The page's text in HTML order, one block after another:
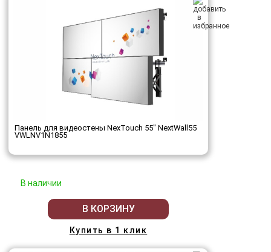
Панель для видеостены NexTouch 55" NextWall55
VWLNV1N1855
В наличии
В КОРЗИНУ
Купить в 1 клик